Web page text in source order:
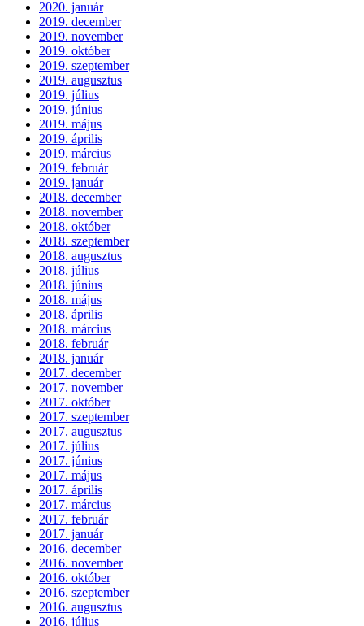
2020. január
2019. december
2019. november
2019. október
2019. szeptember
2019. augusztus
2019. július
2019. június
2019. május
2019. április
2019. március
2019. február
2019. január
2018. december
2018. november
2018. október
2018. szeptember
2018. augusztus
2018. július
2018. június
2018. május
2018. április
2018. március
2018. február
2018. január
2017. december
2017. november
2017. október
2017. szeptember
2017. augusztus
2017. július
2017. június
2017. május
2017. április
2017. március
2017. február
2017. január
2016. december
2016. november
2016. október
2016. szeptember
2016. augusztus
2016. július